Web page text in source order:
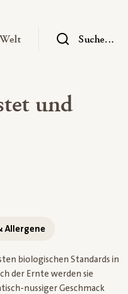
ausklappen
— UntermenüSuche...
und
Allergene
biologischen Standards in
der Ernte werden sie
nussiger Geschmack